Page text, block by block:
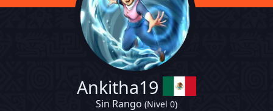
Ankitha19
Sin Rango (Nivel 0)